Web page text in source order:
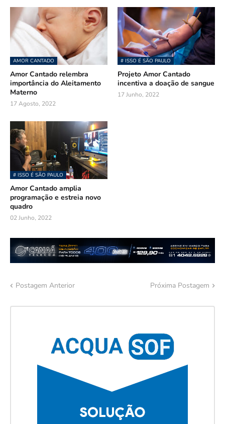
AMOR CANTADO
Amor Cantado relembra
importância do Aleitamento
Materno
17 Agosto, 2022
# ISSO É SÃO PAULO
Projeto Amor Cantado
incentiva a doação de sangue
17 Junho, 2022
# ISSO É SÃO PAULO
Amor Cantado amplia
programação e estreia novo
quadro
02 Junho, 2022
Postagem Anterior Próxima Postagem